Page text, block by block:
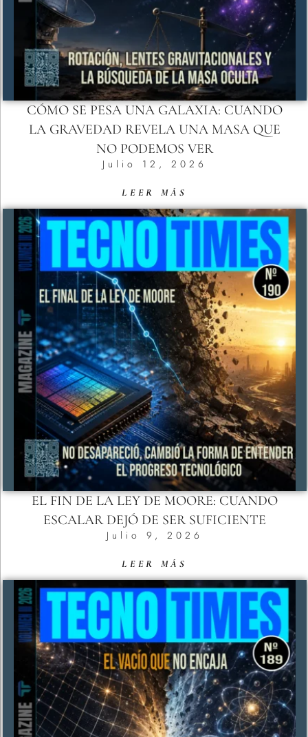
CÓMO SE PESA UNA GALAXIA: CUANDO
LA GRAVEDAD REVELA UNA MASA QUE
NO PODEMOS VER
Julio 12, 2026
LEER MÁS
EL FIN DE LA LEY DE MOORE: CUANDO
ESCALAR DEJÓ DE SER SUFICIENTE
Julio 9, 2026
LEER MÁS